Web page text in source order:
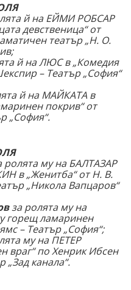
й на ЕЙМИ РОБСАР
девственица“ от
театър „Н. О.
й на ЛЮС в „Комедия
– Театър „София“
й на МАЙКАТА в
покрив“ от
„София“.
ролята му на БАЛТАЗАР
в „Женитба“ от Н. В.
„Никола Вапцаров“
за ролята му на
горещ ламаринен
– Театър „София“;
му на ПЕТЕР
враг“ по Хенрик Ибсен
„Зад канала“.